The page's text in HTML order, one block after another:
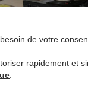
audio rétro
de votre
rapidement et